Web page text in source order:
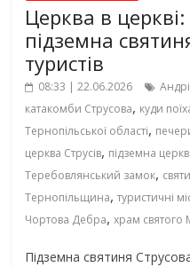
Церква в церкві:
підземна
туристів
08:33 | 22.06.2026
катакомби Струсова, куди
Тернопільської області,
церква Струсів, підземна
Теребовлянський замок,
Тернопільщина,туристичні
Чортова Дебра,храм святого
Підземна святиня